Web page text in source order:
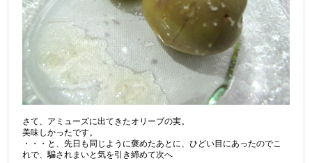
さて、アミューズに出てきたオリーブの実。
美味しかったです。
・・・と、先日も同じように褒めたあとに、ひどい目にあったのでこ
れで、騙されまいと気を引き締めて次へ